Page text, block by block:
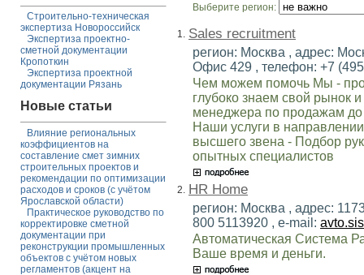
Строительно-техническая
экспертиза Новороссийск
Экспертиза проектно-
сметной документации
Кропоткин
Экспертиза проектной
документации Рязань
Новые статьи
Влияние региональных
коэффициентов на
составление смет зимних
строительных проектов и
рекомендации по оптимизации
расходов и сроков (с учётом
Ярославской области)
Практическое руководство по
корректировке сметной
документации при
реконструкции промышленных
объектов с учётом новых
регламентов (акцент на
Выберите регион:
1. Sales recruitment
регион: Москва , адрес:
Офис 429 , телефон: +7
Чем можем помочь Мы -
глубоко знаем свой рынок
менеджера по продажам до
Наши услуги в
высшего звена - Подбор
опытных специалистов
2. HR Home
регион: Москва , адрес:
800 5113920 , e-mail:
Автоматическая Система
Ваше время и деньги.